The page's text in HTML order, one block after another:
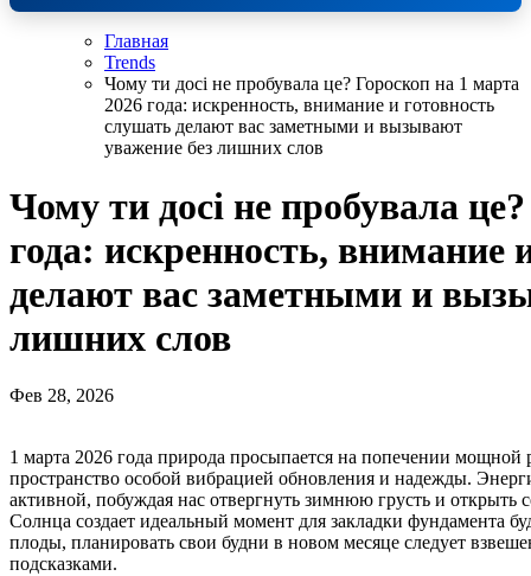
Главная
Trends
Чому ти досі не пробувала це? Гороскоп на 1 марта
2026 года: искренность, внимание и готовность
слушать делают вас заметными и вызывают
уважение без лишних слов
Чому ти досі не пробувала
года: искренность, внимание
делают вас заметными и
лишних слов
Фев 28, 2026
1 марта 2026 года природа просыпается на попечении мощной растущей Луны и начале нового сезона, что наполняет
пространство особой вибрацией обновления и надежды.
активной, побуждая нас отвергнуть зимнюю грусть и
Солнца создает идеальный момент для закладки фундамента
плоды, планировать свои будни в новом месяце следует
подсказками.